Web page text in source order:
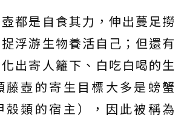
都是自食其力，伸出蔓足撈
浮游生物養活自己；但還有
出寄人籬下、白吃白喝的生
藤壺的寄生目標大多是螃蟹
殼類的宿主），因此被稱為